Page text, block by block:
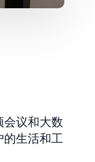
议和大数
生活和工